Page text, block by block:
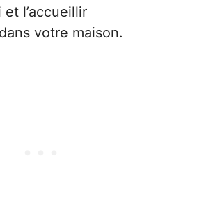
l’accueillir
votre maison.